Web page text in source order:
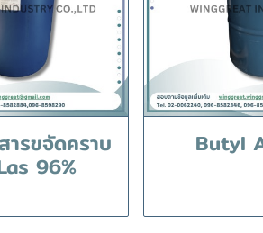
รขจัดคราบ
96%
Butyl